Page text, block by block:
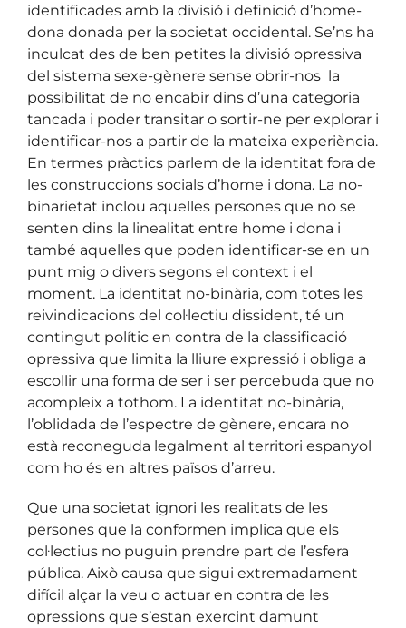
identificades amb la divisió i definició d’home-
dona donada per la societat occidental. Se’ns ha
inculcat des de ben petites la divisió opressiva
del sistema sexe-gènere sense obrir-nos la
possibilitat de no encabir dins d’una categoria
tancada i poder transitar o sortir-ne per explorar i
identificar-nos a partir de la mateixa experiència.
En termes pràctics parlem de la identitat fora de
les construccions socials d’home i dona. La no-
binarietat inclou aquelles persones que no se
senten dins la linealitat entre home i dona i
també aquelles que poden identificar-se en un
punt mig o divers segons el context i el
moment. La identitat no-binària, com totes les
reivindicacions del col·lectiu dissident, té un
contingut polític en contra de la classificació
opressiva que limita la lliure expressió i obliga a
escollir una forma de ser i ser percebuda que no
acompleix a tothom. La identitat no-binària,
l’oblidada de l’espectre de gènere, encara no
està reconeguda legalment al territori espanyol
com ho és en altres països d’arreu.
Que una societat ignori les realitats de les
persones que la conformen implica que els
col·lectius no puguin prendre part de l’esfera
pública. Això causa que sigui extremadament
difícil alçar la veu o actuar en contra de les
opressions que s’estan exercint damunt